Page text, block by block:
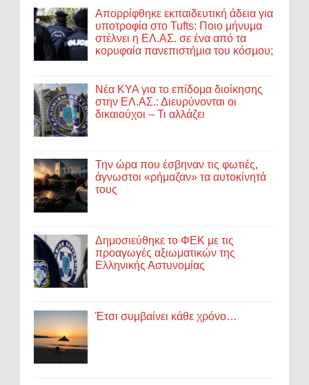
Απορρίφθηκε εκπαιδευτική άδεια για
υποτροφία στο Tufts: Ποιο μήνυμα
στέλνει η ΕΛ.ΑΣ. σε ένα από τα
κορυφαία πανεπιστήμια του κόσμου;
Νέα ΚΥΑ για το επίδομα διοίκησης
στην ΕΛ.ΑΣ.: Διευρύνονται οι
δικαιούχοι – Τι αλλάζει
Την ώρα που έσβηναν τις φωτιές,
άγνωστοι «ρήμαζαν» τα αυτοκίνητά
τους
Δημοσιεύθηκε το ΦΕΚ με τις
προαγωγές αξιωματικών της
Ελληνικής Αστυνομίας
Έτσι συμβαίνει κάθε χρόνο…